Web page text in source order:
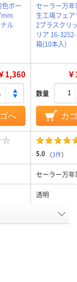
ボー
ル
セーラー万年
生工場フェ
2プラスクリ
リア 16-
箱(10本入)
1,360
へ
数量
カ
5.0 （3件）
セーラー万年
透明